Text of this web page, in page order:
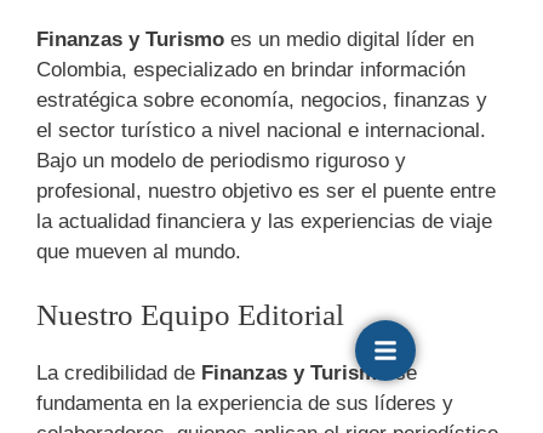
Finanzas y Turismo es un medio digital líder en
Colombia, especializado en brindar información
estratégica sobre economía, negocios, finanzas y
el sector turístico a nivel nacional e internacional.
Bajo un modelo de periodismo riguroso y
profesional, nuestro objetivo es ser el puente entre
la actualidad financiera y las experiencias de viaje
que mueven al mundo.
Nuestro Equipo Editorial
La credibilidad de Finanzas y Turismo
se
fundamenta en la experiencia de sus líderes y